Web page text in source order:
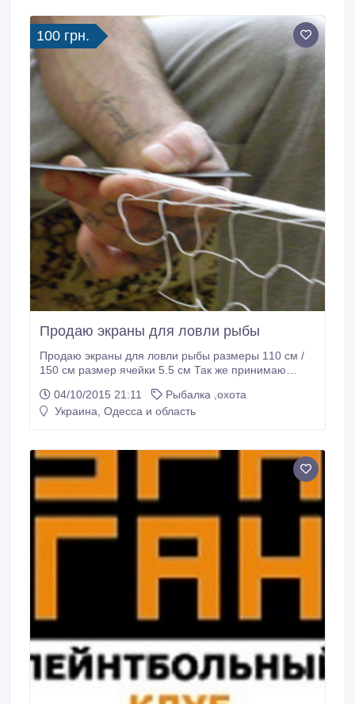
100 грн.
Продаю экраны для ловли рыбы
Продаю экраны для ловли рыбы размеры 110 см /
150 см размер ячейки 5.5 см Так же принимаю
04/10/2015 21:11
Рыбалка ,охота
Украина, Одесса и область